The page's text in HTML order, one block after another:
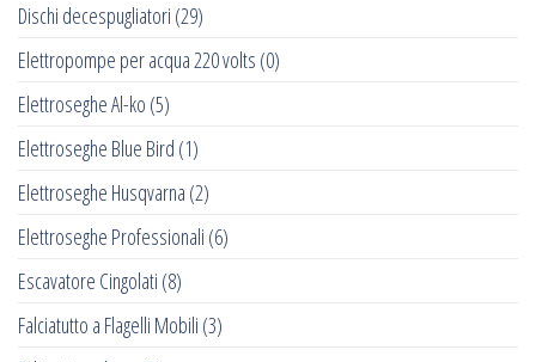
Dischi decespugliatori (29)
Elettropompe per acqua 220 volts (0)
Elettroseghe Al-ko (5)
Elettroseghe Blue Bird (1)
Elettroseghe Husqvarna (2)
Elettroseghe Professionali (6)
Escavatore Cingolati (8)
Falciatutto a Flagelli Mobili (3)